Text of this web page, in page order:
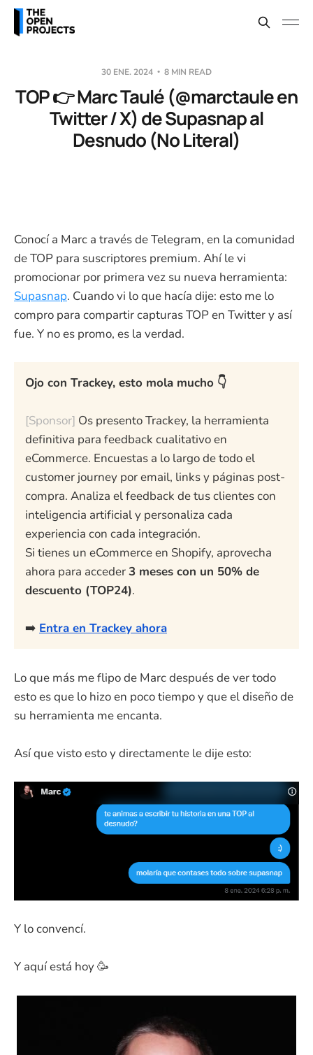
30 ENE. 2024 8 MIN READ
TOP 👉 Marc Taulé (@marctaule en
Twitter / X) de Supasnap al
Desnudo (No Literal)
Conocí a Marc a través de Telegram, en la comunidad
de TOP para suscriptores premium. Ahí le vi
promocionar por primera vez su nueva herramienta:
Supasnap. Cuando vi lo que hacía dije: esto me lo
compro para compartir capturas TOP en Twitter y así
fue. Y no es promo, es la verdad.
Ojo con Trackey, esto mola mucho 👇
[Sponsor] Os presento Trackey, la herramienta
definitiva para feedback cualitativo en
eCommerce. Encuestas a lo largo de todo el
customer journey por email, links y páginas post-
compra. Analiza el feedback de tus clientes con
inteligencia artificial y personaliza cada
experiencia con cada integración.
Si tienes un eCommerce en Shopify, aprovecha
ahora para acceder3 meses con un 50% de
descuento (TOP24).
➡️ Entra en Trackey ahora
Lo que más me flipo de Marc después de ver todo
esto es que lo hizo en poco tiempo y que el diseño de
su herramienta me encanta.
Así que visto esto y directamente le dije esto:
Y lo convencí.
Y aquí está hoy 🥳